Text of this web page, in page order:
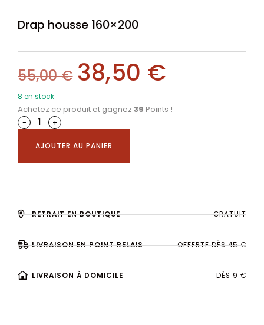
Drap housse 160×200
55,00€ 38,50 €
8 en stock
Achetez ce produit et gagnez 39 Points !
-
+
AJOUTER AU PANIER
RETRAIT EN BOUTIQUE GRATUIT
LIVRAISON EN POINT RELAIS OFFERTE DÈS 45 €
LIVRAISON À DOMICILE DÈS 9 €